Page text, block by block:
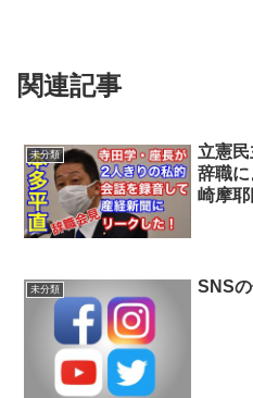
関連記事
未分類
立憲
辞職
崎摩
未分類 SNS